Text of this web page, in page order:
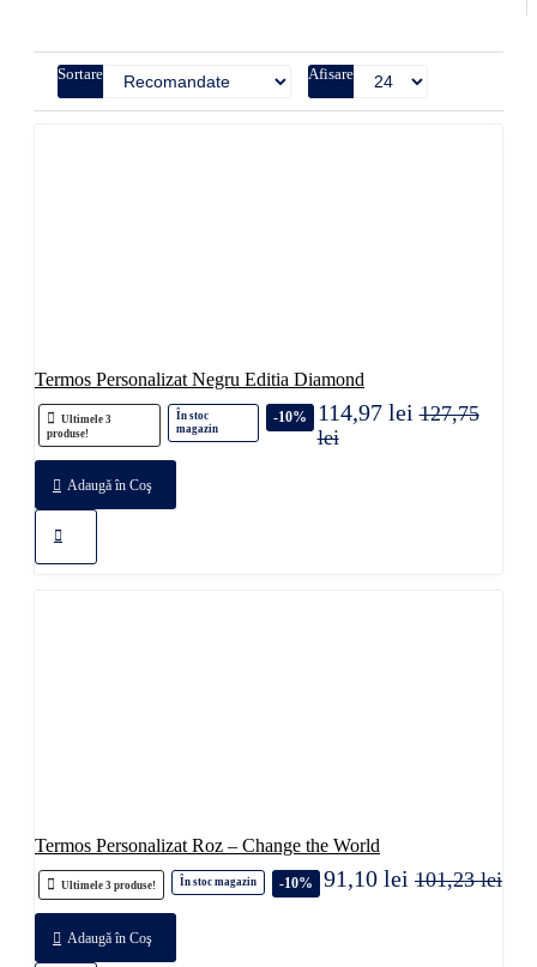
Sortare Afisare
Termos Personalizat Negru Editia Diamond
Ultimele 3
produse!
În stoc
magazin
-10% 114,97 lei 127,75
lei
Adaugă în Coş
Termos Personalizat Roz – Change the World
Ultimele 3 produse! În stoc magazin -10% 91,10 lei 101,23 lei
Adaugă în Coş